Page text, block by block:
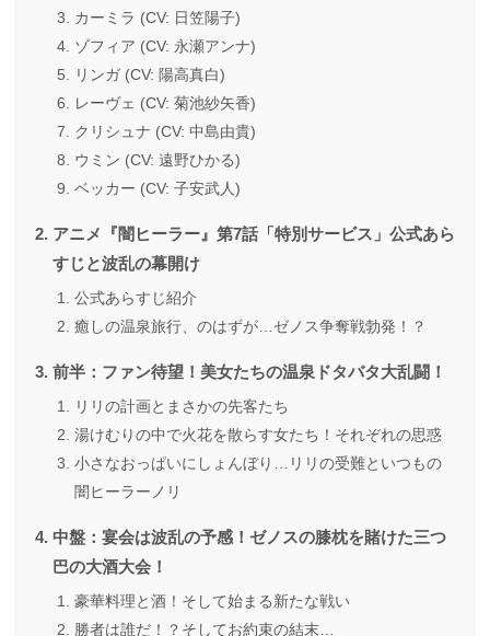
カーミラ (CV: 日笠陽子)
ゾフィア (CV: 永瀬アンナ)
リンガ (CV: 陽高真白)
レーヴェ (CV: 菊池紗矢香)
クリシュナ (CV: 中島由貴)
ウミン (CV: 遠野ひかる)
ベッカー (CV: 子安武人)
アニメ『闇ヒーラー』第7話「特別サービス」公式あら
すじと波乱の幕開け
公式あらすじ紹介
癒しの温泉旅行、のはずが…ゼノス争奪戦勃発！？
前半：ファン待望！美女たちの温泉ドタバタ大乱闘！
リリの計画とまさかの先客たち
湯けむりの中で火花を散らす女たち！それぞれの思惑
小さなおっぱいにしょんぼり…リリの受難といつもの
闇ヒーラーノリ
中盤：宴会は波乱の予感！ゼノスの膝枕を賭けた三つ
巴の大酒大会！
豪華料理と酒！そして始まる新たな戦い
勝者は誰だ！？そしてお約束の結末…